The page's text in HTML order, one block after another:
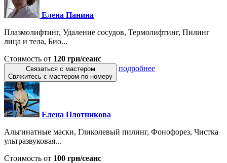
Елена Панина
Плазмолифтинг, Удаление сосудов, Термолифтинг, Пилинг
лица и тела, Био...
Стоимость от 120 грн/сеанс
Связаться с мастером
Свяжитесь с мастером по номеру
подробнее
Елена Плотникова
Альгинатные маски, Гликолевый пилинг, Фонофорез, Чистка
ультразвуковая...
Стоимость от 100 грн/сеанс